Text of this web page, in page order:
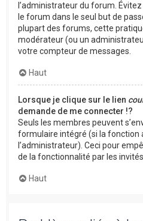
l’administrateur du forum.
le forum dans le seul but de
plupart des forums, cette
modérateur (ou un
votre compteur de messages.
Haut
Lorsque je clique sur le lien
demande de me connecter !?
Seuls les membres peuvent
formulaire intégré (si la fonction
l’administrateur). Ceci pour
de la fonctionnalité par les invités.
Haut